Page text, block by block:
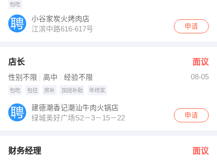
包吃
小谷家炭火烤肉店
江滨中路616-617号
申请
店长 面议
性别不限 高中 经验不限 08-05
包吃 包住 房补 加班补助 年终奖
建德潮香记潮汕牛肉火锅店
绿城美好广场S2－3－15－22
申请
财务经理 面议